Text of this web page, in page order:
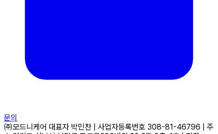
문의
㈜모드니케어 대표자 박민찬 사업자등록번호 308-81-46796
주